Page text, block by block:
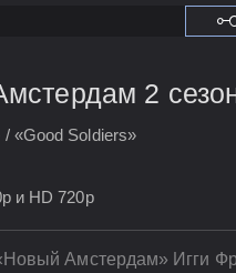
2
«Good Soldiers»
и HD 720p
Амстердам» Игги